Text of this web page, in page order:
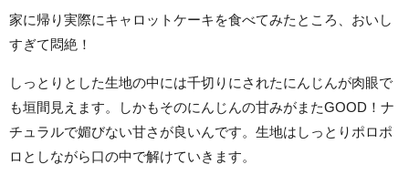
家に帰り実際にキャロットケーキを食べてみたところ、おいし
すぎて悶絶！
しっとりとした生地の中には千切りにされたにんじんが肉眼で
も垣間見えます。しかもそのにんじんの甘みがまたGOOD！ナ
チュラルで媚びない甘さが良いんです。生地はしっとりポロポ
ロとしながら口の中で解けていきます。